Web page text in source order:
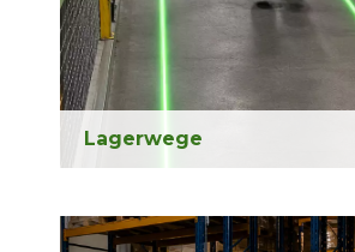
Lagerwege
in belebten Lagergängen sichtbar